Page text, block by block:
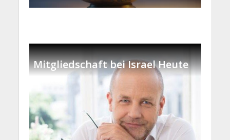
Mitgliedschaft bei Israel Heute